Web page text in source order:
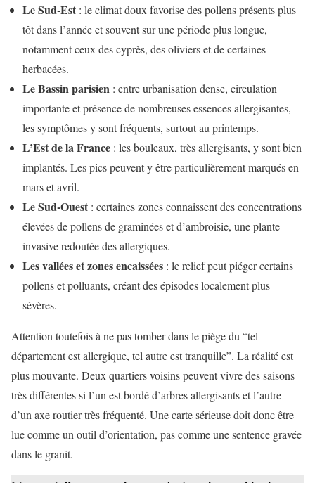
Le Sud-Est : le climat doux favorise des pollens présents plus
tôt dans l’année et souvent sur une période plus longue,
notamment ceux des cyprès, des oliviers et de certaines
herbacées.
Le Bassin parisien : entre urbanisation dense, circulation
importante et présence de nombreuses essences allergisantes,
les symptômes y sont fréquents, surtout au printemps.
L’Est de la France : les bouleaux, très allergisants, y sont bien
implantés. Les pics peuvent y être particulièrement marqués en
mars et avril.
Le Sud-Ouest : certaines zones connaissent des concentrations
élevées de pollens de graminées et d’ambroisie, une plante
invasive redoutée des allergiques.
Les vallées et zones encaissées : le relief peut piéger certains
pollens et polluants, créant des épisodes localement plus
sévères.
Attention toutefois à ne pas tomber dans le piège du “tel
département est allergique, tel autre est tranquille”. La réalité est
plus mouvante. Deux quartiers voisins peuvent vivre des saisons
très différentes si l’un est bordé d’arbres allergisants et l’autre
d’un axe routier très fréquenté. Une carte sérieuse doit donc être
lue comme un outil d’orientation, pas comme une sentence gravée
dans le granit.